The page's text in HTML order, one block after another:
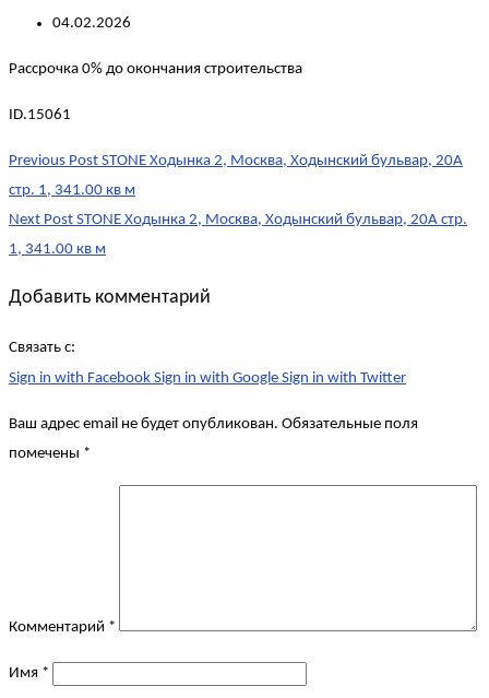
04.02.2026
Рассрочка 0% до окончания строительства
ID.15061
Post
navigation
Previous Post STONE Ходынка 2, Москва, Ходынский бульвар, 20А
стр. 1, 341.00 кв м
Next Post STONE Ходынка 2, Москва, Ходынский бульвар, 20А стр.
1, 341.00 кв м
Добавить комментарий
Связать с:
Sign in with Facebook Sign in with Google Sign in with Twitter
Ваш адрес email не будет опубликован. Обязательные поля
помечены *
Комментарий *
Имя *